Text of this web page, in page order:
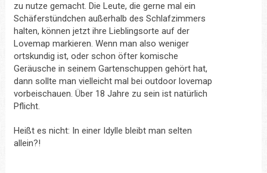
zu nutze gemacht. Die Leute, die gerne mal ein
Schäferstündchen außerhalb des Schlafzimmers
halten, können jetzt ihre Lieblingsorte auf der
Lovemap markieren. Wenn man also weniger
ortskundig ist, oder schon öfter komische
Geräusche in seinem Gartenschuppen gehört hat,
dann sollte man vielleicht mal bei outdoor lovemap
vorbeischauen. Über 18 Jahre zu sein ist natürlich
Pflicht.
Heißt es nicht: In einer Idylle bleibt man selten
allein?!